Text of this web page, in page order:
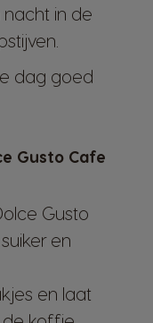
in de
dag goed
Gusto Cafe
Gusto
en
en laat